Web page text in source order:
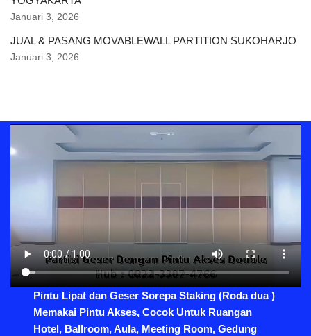
Januari 3, 2026
JUAL & PASANG MOVABLEWALL PARTITION SUKOHARJO
Januari 3, 2026
Pintu Lipat dan Geser Sorepa Staking (Roda dua )
Memakai Pintu Akses, Cocok Untuk Ruangan
Hotel, Ballroom, Aula, Meeting Room, Gedung